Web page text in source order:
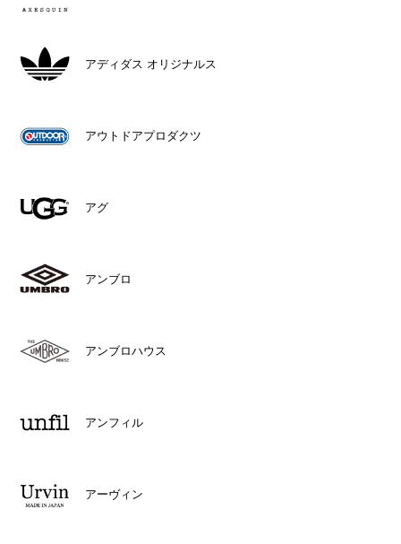
アディダス オリジナルス
アウトドアプロダクツ
アグ
アンブロ
アンブロハウス
アンフィル
アーヴィン